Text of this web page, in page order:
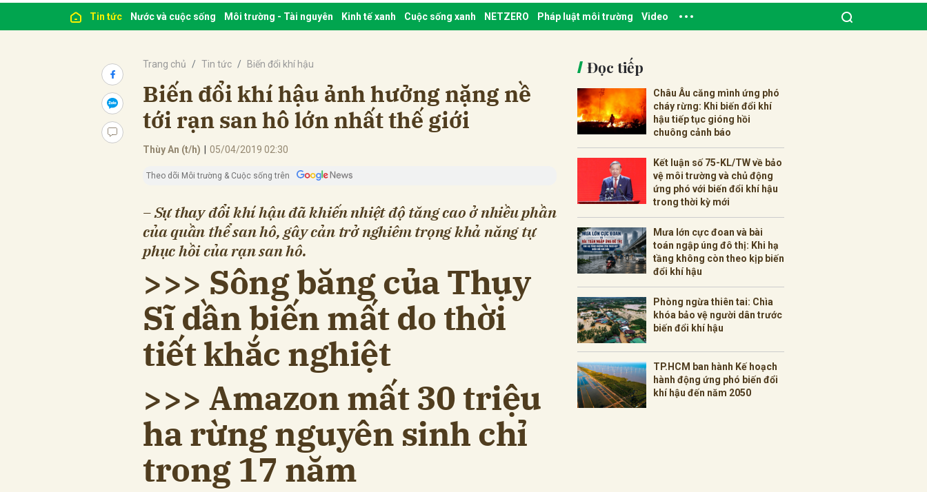
Tin tức Nước và cuộc sống Môi trường - Tài nguyên Kinh tế xanh Cuộc sống xanh NETZERO Pháp luật môi trường Video
Trang chủ Tin tức Biến đổi khí hậu
Biến đổi khí hậu ảnh hưởng nặng nề
tới rạn san hô lớn nhất thế giới
Thùy An (t/h) 05/04/2019 02:30
Theo dõi Môi trường & Cuộc sống trên
– Sự thay đổi khí hậu đã khiến nhiệt độ tăng cao ở nhiều phần
của quần thể san hô, gây cản trở nghiêm trọng khả năng tự
phục hồi của rạn san hô.
>>> Sông băng của Thụy
Sĩ dần biến mất do thời
tiết khắc nghiệt
>>> Amazon mất 30 triệu
ha rừng nguyên sinh chỉ
trong 17 năm
Đọc tiếp
Châu Âu căng mình ứng phó
cháy rừng: Khi biến đổi khí
hậu tiếp tục gióng hồi
chuông cảnh báo
Kết luận số 75-KL/TW về bảo
vệ môi trường và chủ động
ứng phó với biến đổi khí hậu
trong thời kỳ mới
Mưa lớn cực đoan và bài
toán ngập úng đô thị: Khi hạ
tầng không còn theo kịp biến
đổi khí hậu
Phòng ngừa thiên tai: Chìa
khóa bảo vệ người dân trước
biến đổi khí hậu
TP.HCM ban hành Kế hoạch
hành động ứng phó biến đổi
khí hậu đến năm 2050